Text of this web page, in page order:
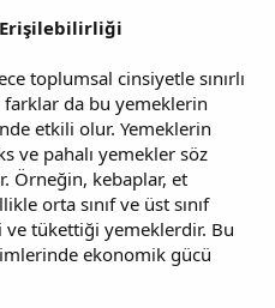
Erişilebilirliği
toplumsal cinsiyetle sınırlı
farklar da bu yemeklerin
etkili olur. Yemeklerin
ve pahalı yemekler söz
Örneğin, kebaplar, et
orta sınıf ve üst sınıf
tükettiği yemeklerdir. Bu
ekonomik gücü